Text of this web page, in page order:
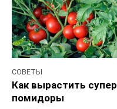
СОВЕТЫ
Как вырастить супер
помидоры